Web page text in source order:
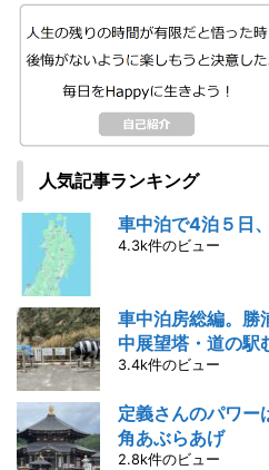
人気記事ランキング
車中泊で4泊５日
4.3k件のビュー
車中泊房総編。勝
中展望塔・道の駅
3.4k件のビュー
定義さんのパワー
角あぶらあげ
2.8k件のビュー